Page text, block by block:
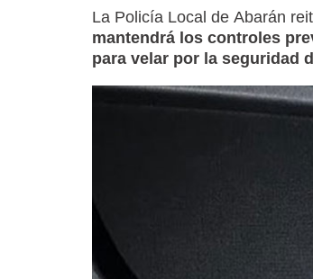
La Policía Local de Abarán
mantendrá los controles
para velar por la seguridad